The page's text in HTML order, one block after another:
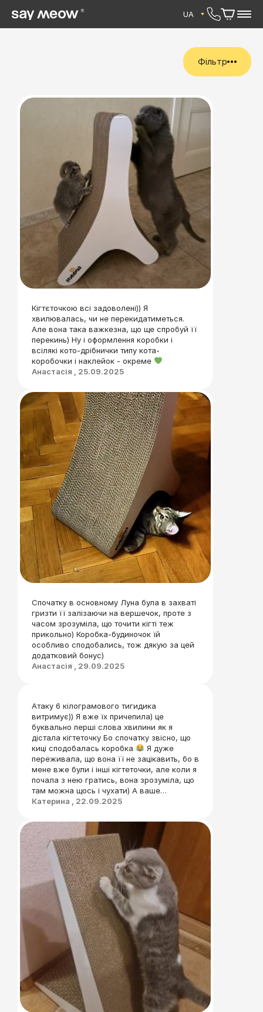
UA
Фiльтр
Кігтєточкою всі задоволені)) Я
хвилювалась, чи не перекидатиметься.
Але вона така важкезна, що ще спробуй її
перекинь) Ну і оформлення коробки і
всілякі кото-дрібнички типу кота-
коробочки і наклейок - окреме
Анастасія , 25.09.2025
Спочатку в основному Луна була в захваті
гризти її залізаючи на вершечок, проте з
часом зрозуміла, що точити кігті теж
прикольно) Коробка-будиночок їй
особливо сподобались, тож дякую за цей
додатковий бонус)
Анастасія , 29.09.2025
Атаку 6 кілограмового тигидика
витримує)) Я вже їх причепила) це
буквально перші слова хвилини як я
дістала кігтеточку Бо спочатку звісно, що
киці сподобалась коробка
Я дуже
переживала, що вона її не зацікавить, бо в
мене вже були і інші кігтеточки, але коли я
почала з нею гратись, вона зрозуміла, що
там можна щось і чухати) А ваше
пакування і оті милі стікерочки в конверті
цю посилку, бо було цікаво яке воно)
Катерина , 22.09.2025